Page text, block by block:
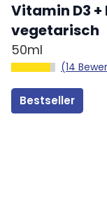
Vitamin D3
vegetarisch
50ml
(14
Bestseller